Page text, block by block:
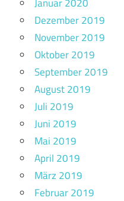
Dezember 2019
November 2019
Oktober 2019
September 2019
August 2019
Juli 2019
Juni 2019
Mai 2019
April 2019
März 2019
Februar 2019